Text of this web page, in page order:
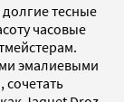
тесные
часовые
эмалиевыми